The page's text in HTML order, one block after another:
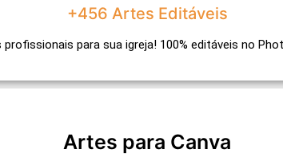
+456 Artes Editáveis
profissionais para sua igreja! 100% editáveis no
Artes para Canva